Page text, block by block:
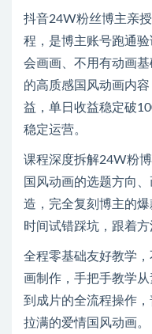
抖音24W粉丝博主亲
程，是博主账号跑通
会画画、不用有动画
的高质感国风动画内
益，单日收益稳定破
稳定运营。
课程深度拆解24W粉
国风动画的选题方向
造，完全复刻博主的
时间试错踩坑，跟着
全程零基础友好教学
画制作，手把手教学
到成片的全流程操作
拉满的爱情国风动画。